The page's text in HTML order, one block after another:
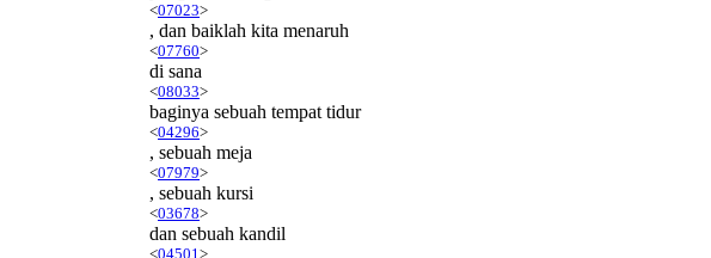
<07023>
, dan baiklah kita menaruh
<07760>
di sana
<08033>
baginya sebuah tempat tidur
<04296>
, sebuah meja
<07979>
, sebuah kursi
<03678>
dan sebuah kandil
<04501 >